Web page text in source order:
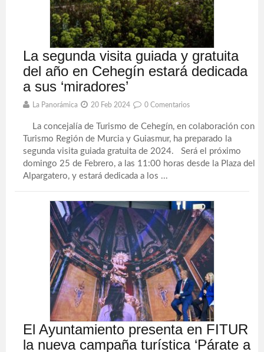
La segunda visita guiada y gratuita
del año en Cehegín estará dedicada
a sus ‘miradores’
La Panorámica 20 Feb 2024 0 Comentarios
La concejalía de Turismo de Cehegín, en colaboración con
Turismo Región de Murcia y Guiasmur, ha preparado la
segunda visita guiada gratuita de 2024. Será el próximo
domingo 25 de Febrero, a las 11:00 horas desde la Plaza del
Alpargatero, y estará dedicada a los ...
El Ayuntamiento presenta en FITUR
la nueva campaña turística ‘Párate a